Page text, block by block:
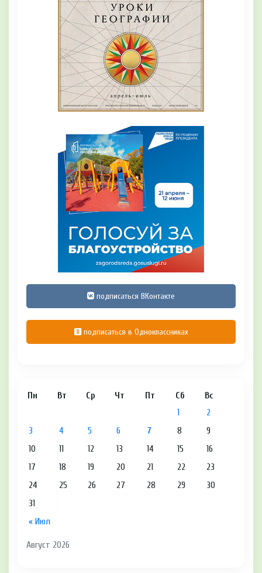
подписаться ВКонтакте
подписаться в Одноклассниках
Август 2026
Пн Вт Ср Чт Пт Сб Вс
« Июл
1
2
3
4 5 6 7 8
9
10
11 12 13 14 15
16
17
18 19 20 21 22
23
24
25 26 27 28 29
30
31